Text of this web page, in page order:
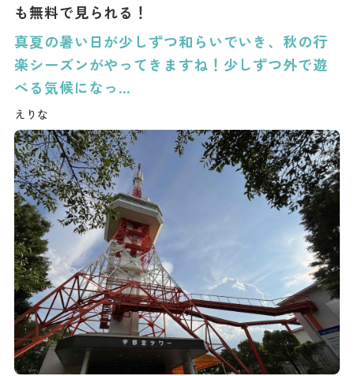
も無料で見られる！
真夏の暑い日が少しずつ和らいでいき、秋の行
楽シーズンがやってきますね！少しずつ外で遊
べる気候になっ…
えりな